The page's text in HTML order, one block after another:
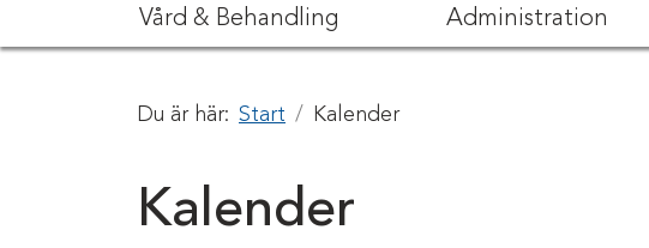
Vård & Behandling Administration
Du är här: Start Kalender
Kalender